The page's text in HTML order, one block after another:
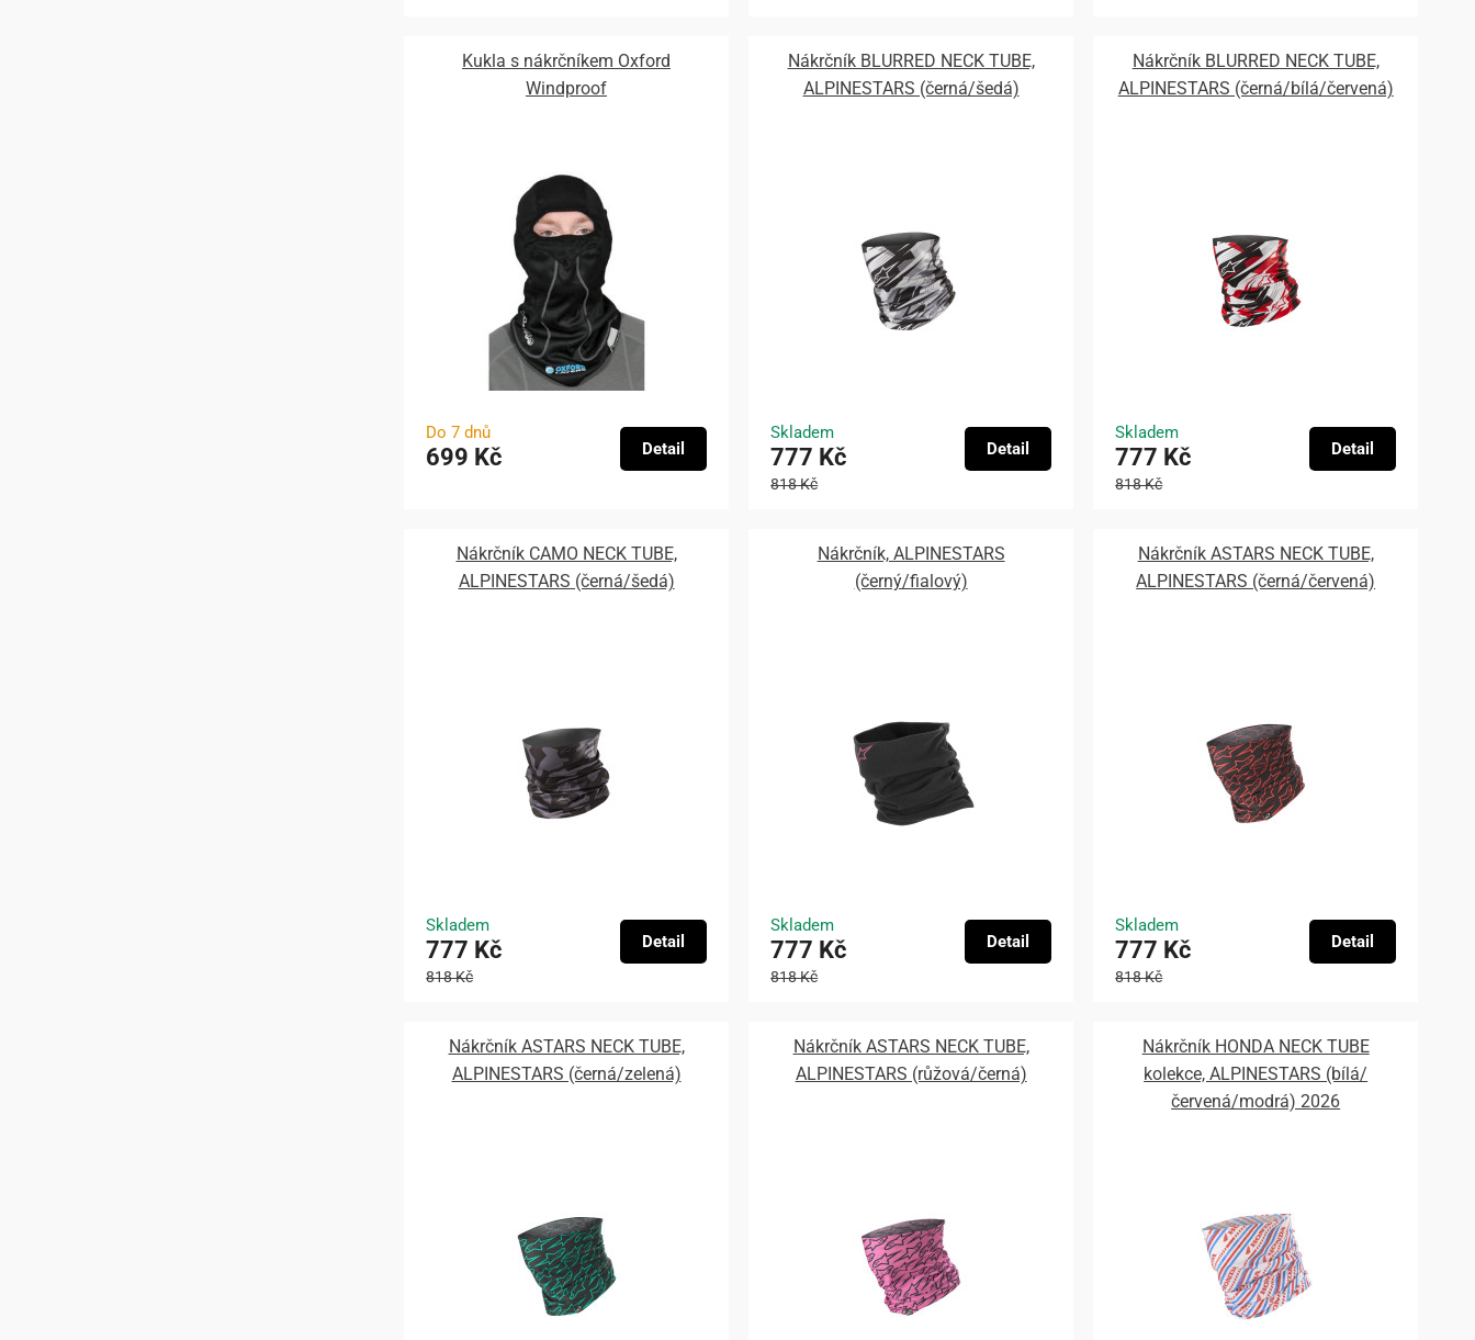
Kukla s nákrčníkem Oxford
Windproof
Do 7 dnů
699 Kč Detail
Nákrčník BLURRED NECK TUBE,
ALPINESTARS (černá/šedá)
Skladem
777 Kč
818 Kč
Detail
Nákrčník BLURRED NECK TUBE,
ALPINESTARS (černá/bílá/červená)
Skladem
777 Kč
818 Kč
Detail
Nákrčník CAMO NECK TUBE,
ALPINESTARS (černá/šedá)
Skladem
777 Kč
818 Kč
Detail
Nákrčník, ALPINESTARS
(černý/fialový)
Skladem
777 Kč
818 Kč
Detail
Nákrčník ASTARS NECK TUBE,
ALPINESTARS (černá/červená)
Skladem
777 Kč
818 Kč
Detail
Nákrčník ASTARS NECK TUBE,
ALPINESTARS (černá/zelená)
Nákrčník ASTARS NECK TUBE,
ALPINESTARS (růžová/černá)
Nákrčník HONDA NECK TUBE
kolekce, ALPINESTARS (bílá/
červená/modrá) 2026